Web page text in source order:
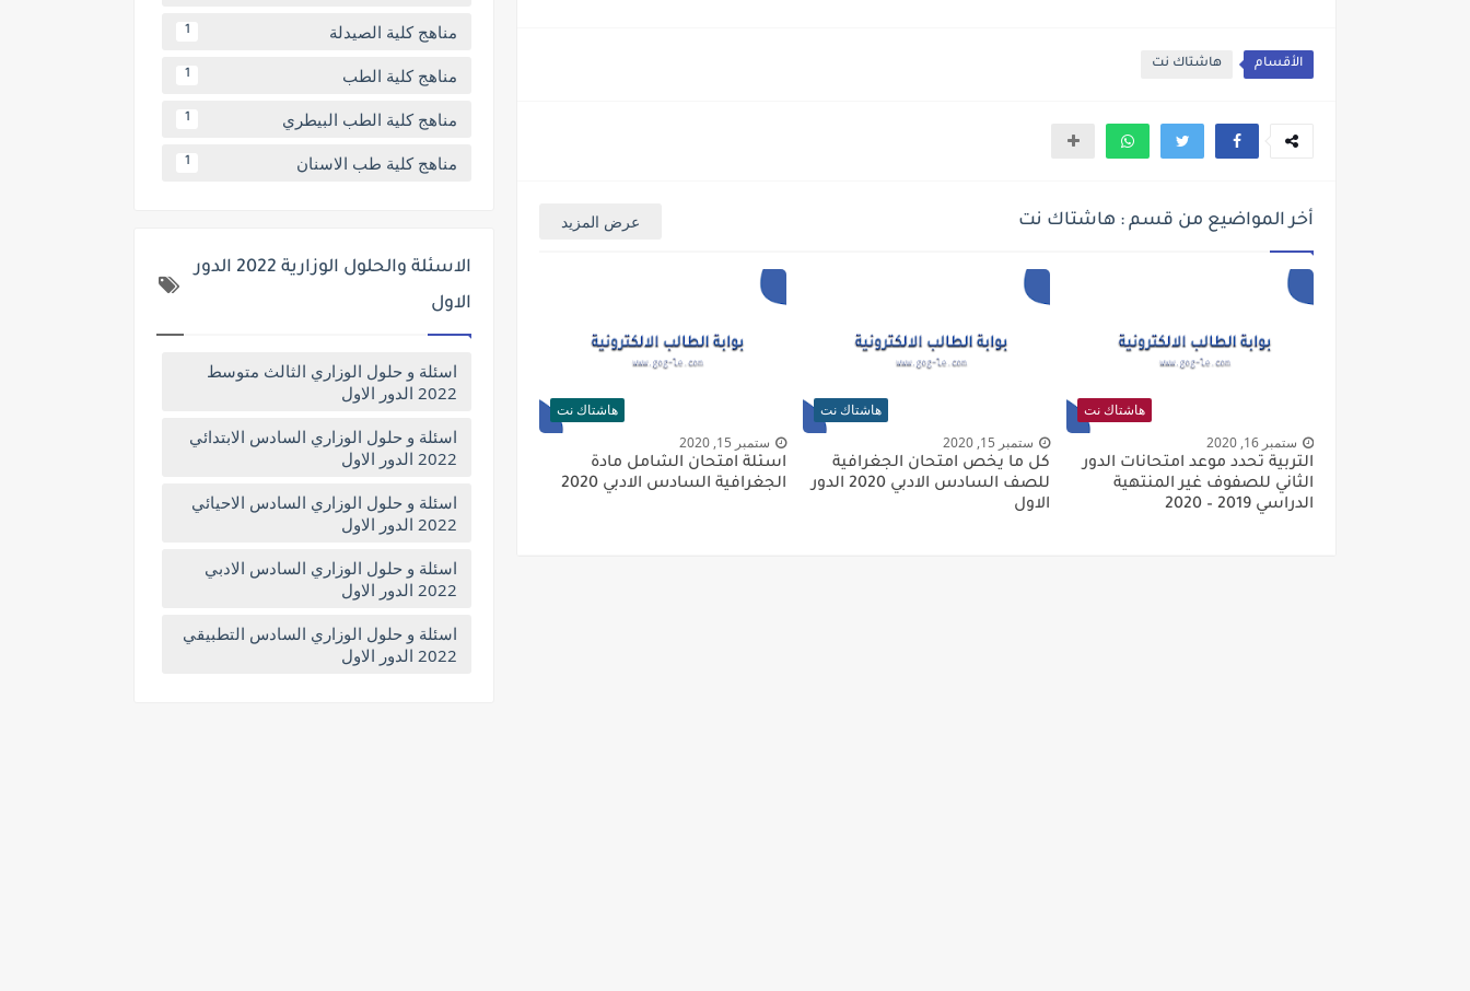
الأقسام هاشتاك نت
أخر المواضيع من قسم : هاشتاك نت عرض المزيد
هاشتاك نت
ستمبر 16, 2020
التربية تُحدد موعد امتحانات الدور
الثاني للصفوف غير المنتهية
الدراسي 2019 – 2020
هاشتاك نت
ستمبر 15, 2020
كل ما يخص امتحان الجغرافية
للصف السادس الادبي 2020 الدور
الاول
هاشتاك نت
ستمبر 15, 2020
اسئلة امتحان الشامل مادة
الجغرافية السادس الادبي 2020
مناهج كلية الصيدلة 1
مناهج كلية الطب 1
مناهج كلية الطب البيطري 1
مناهج كلية طب الاسنان 1
الاسئلة والحلول الوزارية 2022 الدور
الاول
اسئلة و حلول الوزاري الثالث متوسط
2022 الدور الاول
اسئلة و حلول الوزاري السادس الابتدائي
2022 الدور الاول
اسئلة و حلول الوزاري السادس الاحيائي
2022 الدور الاول
اسئلة و حلول الوزاري السادس الادبي
2022 الدور الاول
اسئلة و حلول الوزاري السادس التطبيقي
2022 الدور الاول